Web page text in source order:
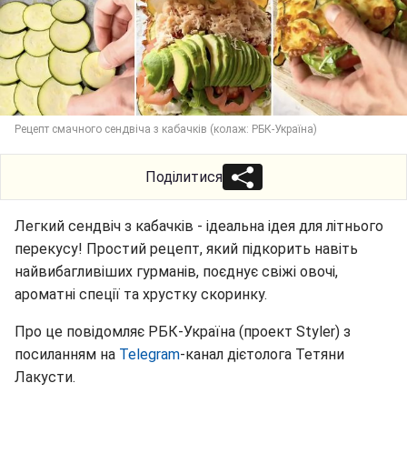
Рецепт смачного сендвіча з кабачків (колаж: РБК-Україна)
Поділитися
Легкий сендвіч з кабачків - ідеальна ідея для літнього
перекусу! Простий рецепт, який підкорить навіть
найвибагливіших гурманів, поєднує свіжі овочі,
ароматні спеції та хрустку скоринку.
Про це повідомляє РБК-Україна (проект Styler) з
посиланням на Telegram-канал дієтолога Тетяни
Лакусти.